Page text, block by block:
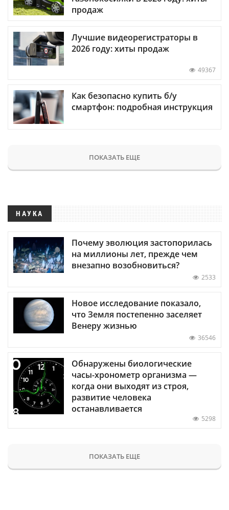
продаж
Лучшие видеорегистраторы в
2026 году: хиты продаж
49367
Как безопасно купить б/у
смартфон: подробная инструкция
ПОКАЗАТЬ ЕЩЕ
НАУКА
Почему эволюция застопорилась
на миллионы лет, прежде чем
внезапно возобновиться?
2533
Новое исследование показало,
что Земля постепенно заселяет
Венеру жизнью
36546
Обнаружены биологические
часы-хронометр организма —
когда они выходят из строя,
развитие человека
останавливается
5298
ПОКАЗАТЬ ЕЩЕ